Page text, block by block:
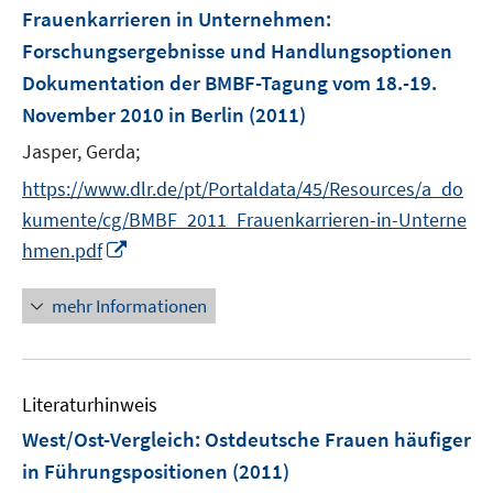
F
e
n
s
t
ö
f
Frauenkarrieren in Unternehmen:
Forschungsergebnisse und Handlungsoptionen
Dokumentation der BMBF-Tagung vom 18.-19.
November 2010 in Berlin (2011)
Jasper, Gerda;
https://www.dlr.de/pt/Portaldata/45/Resources/a_do
kumente/cg/BMBF_2011_Frauenkarrieren-in-Unterne
hmen.pdf
n
e
u
m
F
n
mehr Informationen
Literaturhinweis
West/Ost-Vergleich: Ostdeutsche Frauen häufiger
in Führungspositionen (2011)